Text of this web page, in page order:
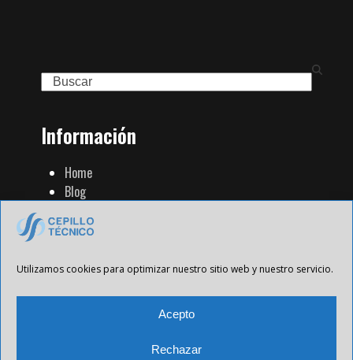
Utilizamos cookies para optimizar nuestro sitio web y nuestro servicio.
Acepto
Rechazar
Search
Información
Home
Blog
Contacto
Aviso Legal